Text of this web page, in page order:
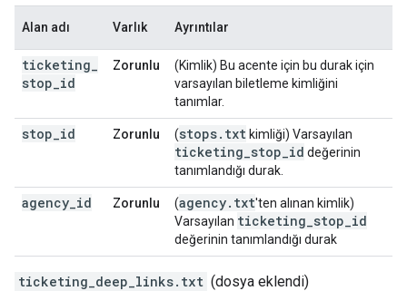
Alan adı Varlık Ayrıntılar
ticketing
stop id
Zorunlu
(Kimlik) Bu acente için bu durak için
varsayılan biletleme kimliğini
tanımlar.
stop id Zorunlu (stops. txt kimliği) Varsayılan
ticketing stop id değerinin
tanımlandığı durak.
agency id Zorunlu (agency. txt'ten alınan kimlik)
Varsayılan ticketing stop id
değerinin tanımlandığı durak
ticketing_deep_links.txt (dosya eklendi)